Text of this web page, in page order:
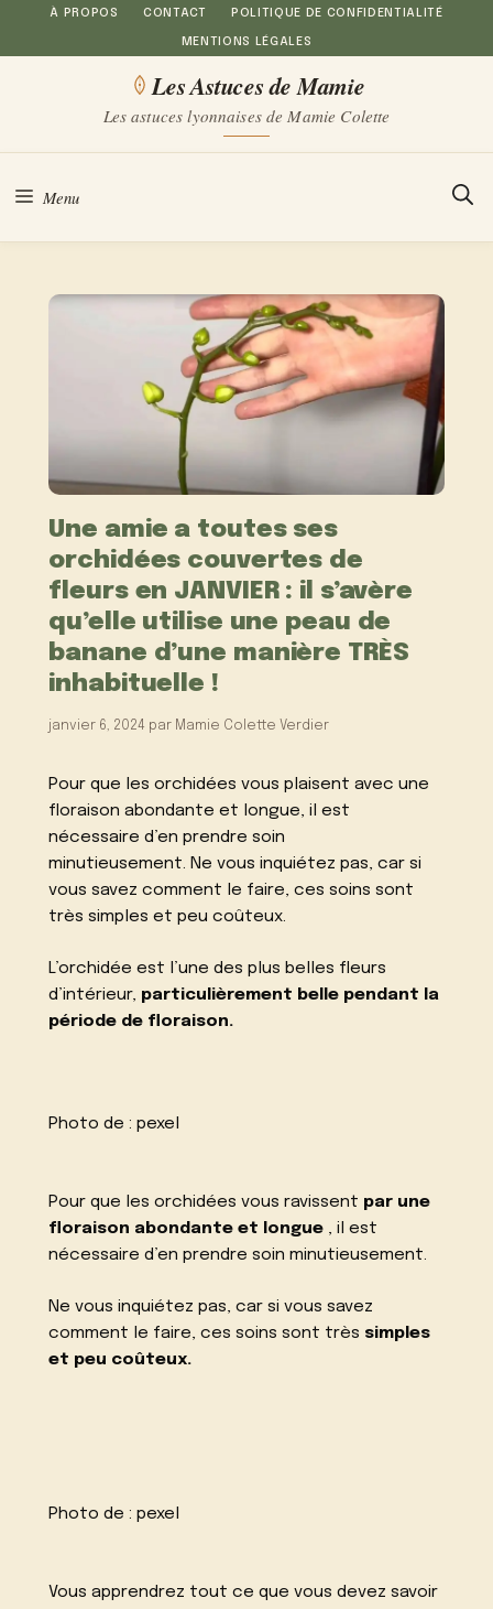
Aller
au
À PROPOS CONTACT POLITIQUE DE CONFIDENTIALITÉ
MENTIONS LÉGALES
Les Astuces de Mamie
Les astuces lyonnaises de Mamie Colette
Menu
Une amie a toutes ses
orchidées couvertes de
fleurs en JANVIER : il s’avère
qu’elle utilise une peau de
banane d’une manière TRÈS
inhabituelle !
janvier 6, 2024 par Mamie Colette Verdier
Pour que les orchidées vous plaisent avec une
floraison abondante et longue, il est
nécessaire d’en prendre soin
minutieusement. Ne vous inquiétez pas, car si
vous savez comment le faire, ces soins sont
très simples et peu coûteux.
L’orchidée est l’une des plus belles fleurs
d’intérieur, particulièrement belle pendant la
période de floraison.
Photo de :pexel
Pour que les orchidées vous ravissent par une
floraison abondante et longue , il est
nécessaire d’en prendre soin minutieusement.
Ne vous inquiétez pas, car si vous savez
comment le faire, ces soins sont très simples
et peu coûteux.
Photo de :pexel
Vous apprendrez tout ce que vous devez savoir